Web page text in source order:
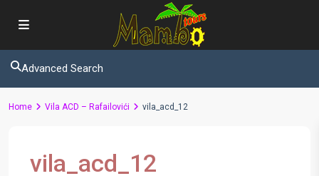
Advanced Search
Home Vila ACD – Rafailovići vila_acd_12
vila_acd_12